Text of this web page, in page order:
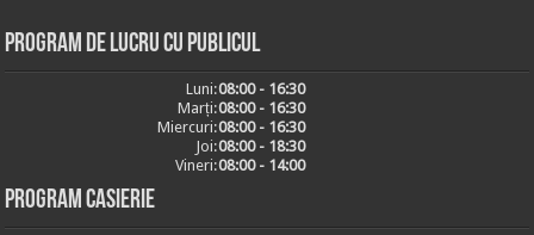
Program de lucru cu publicul
Luni:08:00 - 16:30
Marți:08:00 - 16:30
Miercuri:08:00 - 16:30
Joi:08:00 - 18:30
Vineri:08:00 - 14:00
Program casierie